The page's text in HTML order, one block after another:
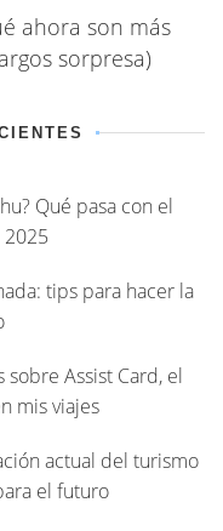
ahora son más
sorpresa)
Qué pasa con el
tips para hacer la
Assist Card, el
mis viajes
actual del turismo
el futuro